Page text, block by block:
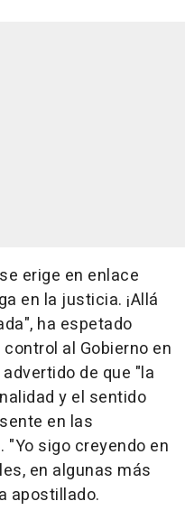
erige en enlace
en la justicia. ¡Allá
ha espetado
al Gobierno en
de que "la
y el sentido
en las
sigo creyendo en
en algunas más
apostillado.